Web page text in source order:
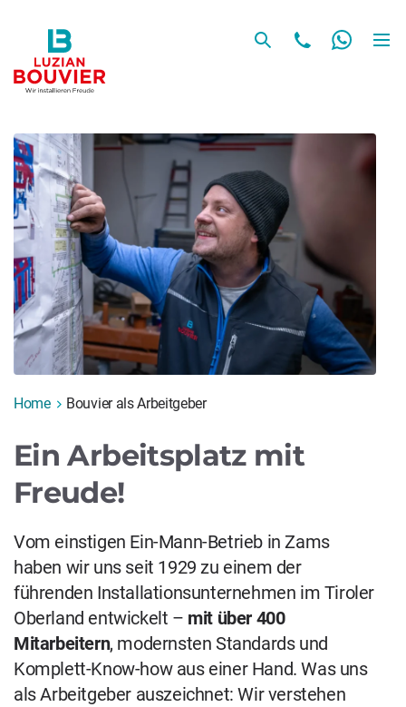
Home Bouvier als Arbeitgeber
Ein Arbeitsplatz mit
Freude!
Vom einstigen Ein-Mann-Betrieb in Zams
haben wir uns seit 1929 zu einem der
führenden Installationsunternehmen im Tiroler
Oberland entwickelt – mit über 400
Mitarbeitern, modernsten Standards und
Komplett-Know-how aus einer Hand. Was uns
als Arbeitgeber auszeichnet: Wir verstehen